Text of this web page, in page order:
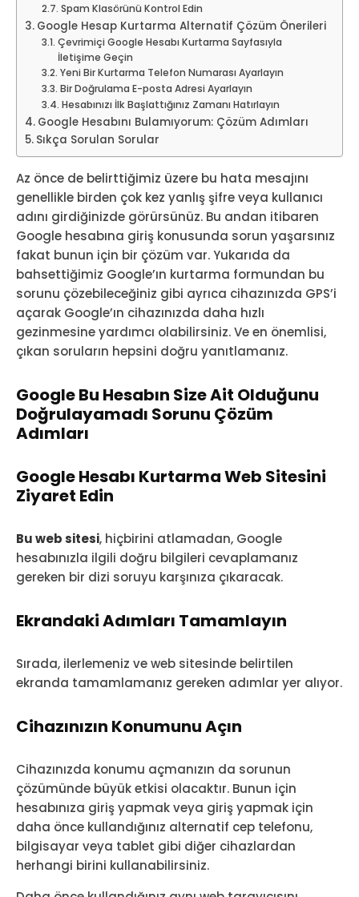
Spam Klasörünü Kontrol Edin
Google Hesap Kurtarma Alternatif Çözüm Önerileri
Çevrimiçi Google Hesabı Kurtarma Sayfasıyla
İletişime Geçin
Yeni Bir Kurtarma Telefon Numarası Ayarlayın
Bir Doğrulama E-posta Adresi Ayarlayın
Hesabınızı İlk Başlattığınız Zamanı Hatırlayın
Google Hesabını Bulamıyorum: Çözüm Adımları
Sıkça Sorulan Sorular
Az önce de belirttiğimiz üzere bu hata mesajını
genellikle birden çok kez yanlış şifre veya kullanıcı
adını girdiğinizde görürsünüz. Bu andan itibaren
Google hesabına giriş konusunda sorun yaşarsınız
fakat bunun için bir çözüm var. Yukarıda da
bahsettiğimiz Google’ın kurtarma formundan bu
sorunu çözebileceğiniz gibi ayrıca cihazınızda GPS’i
açarak Google’ın cihazınızda daha hızlı
gezinmesine yardımcı olabilirsiniz. Ve en önemlisi,
çıkan soruların hepsini doğru yanıtlamanız.
Google Bu Hesabın Size Ait Olduğunu
Doğrulayamadı Sorunu Çözüm
Adımları
Google Hesabı Kurtarma Web Sitesini
Ziyaret Edin
Bu web sitesi, hiçbirini atlamadan, Google
hesabınızla ilgili doğru bilgileri cevaplamanız
gereken bir dizi soruyu karşınıza çıkaracak.
Ekrandaki Adımları Tamamlayın
Sırada, ilerlemeniz ve web sitesinde belirtilen
ekranda tamamlamanız gereken adımlar yer alıyor.
Cihazınızın Konumunu Açın
Cihazınızda konumu açmanızın da sorunun
çözümünde büyük etkisi olacaktır. Bunun için
hesabınıza giriş yapmak veya giriş yapmak için
daha önce kullandığınız alternatif cep telefonu,
bilgisayar veya tablet gibi diğer cihazlardan
herhangi birini kullanabilirsiniz.